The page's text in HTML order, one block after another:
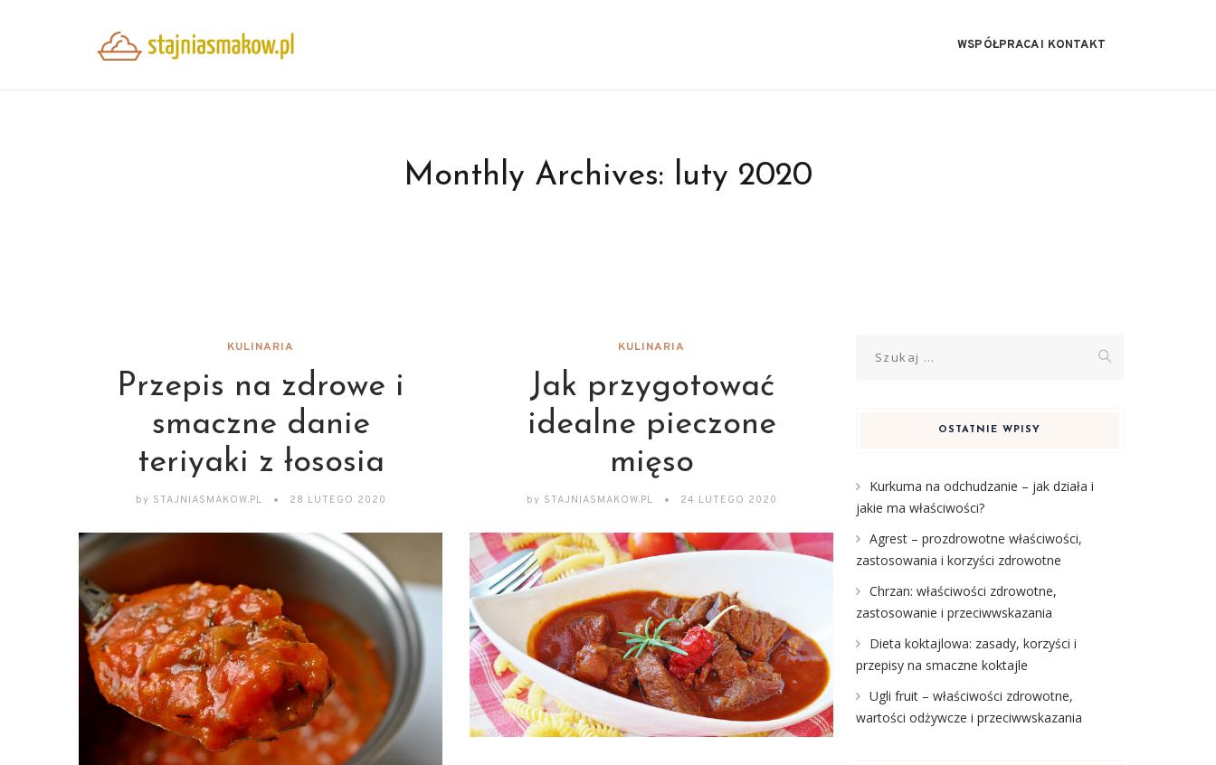
WSPÓŁPRACA I KONTAKT
Monthly Archives: luty 2020
KULINARIA
Przepis na zdrowe i
smaczne danie
teriyaki z łososia
by STAJNIASMAKOW.PL 28 LUTEGO 2020
KULINARIA
Jak przygotować
idealne pieczone
mięso
by STAJNIASMAKOW.PL 24 LUTEGO 2020
OSTATNIE WPISY
Kurkuma na odchudzanie – jak działa i
jakie ma właściwości?
Agrest – prozdrowotne właściwości,
zastosowania i korzyści zdrowotne
Chrzan: właściwości zdrowotne,
zastosowanie i przeciwwskazania
Dieta koktajlowa: zasady, korzyści i
przepisy na smaczne koktajle
Ugli fruit – właściwości zdrowotne,
wartości odżywcze i przeciwwskazania